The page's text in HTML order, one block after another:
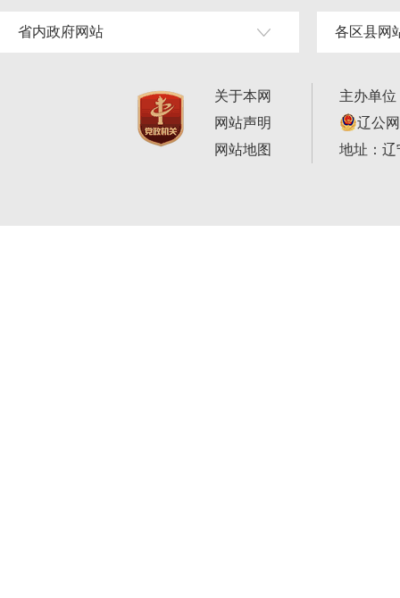
省内政府网站 各区县网
关于本网
网站声明
网站地图
主办单
辽公
地址：辽